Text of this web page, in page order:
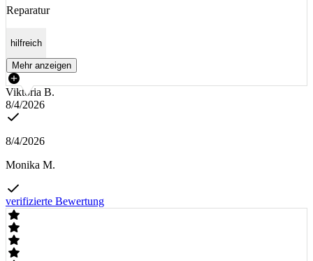
Reparatur
hilfreich
Mehr anzeigen
Viktoria B.
8/4/2026
8/4/2026
Monika M.
verifizierte Bewertung